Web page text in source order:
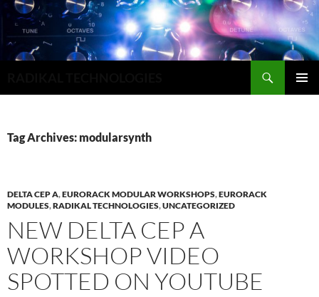
Tag Archives: modularsynth
DELTA CEP A,EURORACK MODULAR WORKSHOPS,EURORACK
MODULES,RADIKAL TECHNOLOGIES,UNCATEGORIZED
NEW DELTA CEP A
WORKSHOP VIDEO
SPOTTED ON YOUTUBE